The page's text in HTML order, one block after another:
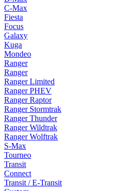
C-Max
Fiesta
Focus
Galaxy
Kuga
Mondeo
Ranger
Ranger
Ranger Limited
Ranger PHEV
Ranger Raptor
Ranger Stormtrak
Ranger Thunder
Ranger Wildtrak
Ranger Wolftrak
S-Max
Tourneo
Transit
Connect
Transit / E-Transit